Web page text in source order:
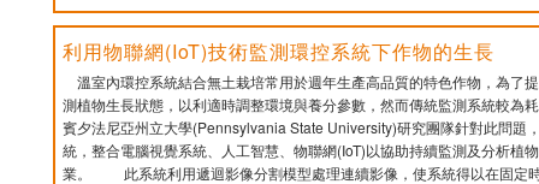
利用物聯網(IoT)技術監測環控系統下作物的生長
溫室內環控系統結合無土栽培常用於週年生產高品質的特色作物，為了
測植物生長狀態，以利適時調整環境與養分參數，然而傳統監測系統較為
賓夕法尼亞州立大學(Pennsylvania State University)研究團隊針對此問題
統，整合電腦視覺系統、人工智慧、物聯網(IoT)以協助持續監測及分析植
業。 此系統利用遞迴影像分割模型處理連續影像，使系統得以在固定